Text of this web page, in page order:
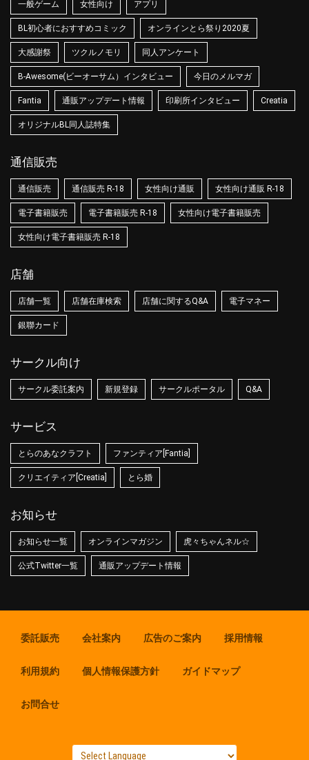
一般ゲーム 女性向け アプリ
BL初心者におすすめコミック オンラインとら祭り2020夏
大感謝祭 ツクルノモリ 同人アンケート
B-Awesome(ビーオーサム）インタビュー 今日のメルマガ
Fantia 通販アップデート情報 印刷所インタビュー Creatia
オリジナルBL同人誌特集
通信販売
通信販売 通信販売 R-18 女性向け通販 女性向け通販 R-18
電子書籍販売 電子書籍販売 R-18 女性向け電子書籍販売
女性向け電子書籍販売 R-18
店舗
店舗一覧 店舗在庫検索 店舗に関するQ&A 電子マネー
銀聯カード
サークル向け
サークル委託案内 新規登録 サークルポータル Q&A
サービス
とらのあなクラフト ファンティア[Fantia]
クリエイティア[Creatia] とら婚
お知らせ
お知らせ一覧 オンラインマガジン 虎々ちゃんネル☆
公式Twitter一覧 通販アップデート情報
委託販売 会社案内 広告のご案内 採用情報
利用規約 個人情報保護方針 ガイドマップ
お問合せ